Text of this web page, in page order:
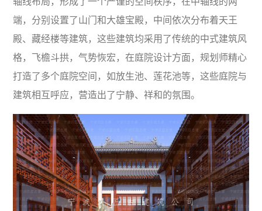
端，分别设置了山门和大雄宝殿，中间依次分布着天王
殿、藏经楼等建筑，这些建筑均采用了传统的中式建筑风
格，飞檐斗拱，气势恢宏，在庭院设计方面，规划师精心
打造了多个庭院空间，如放生池、莲花池等，这些庭院与
建筑相互呼应，营造出了宁静、祥和的氛围。